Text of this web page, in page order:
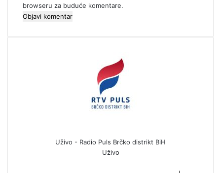
browseru za buduće komentare.
Uživo - Radio Puls Brčko distrikt BiH
Uživo